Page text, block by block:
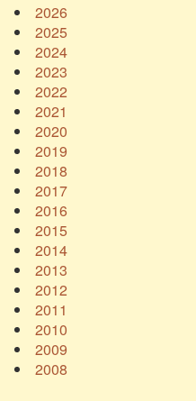
2026
2025
2024
2023
2022
2021
2020
2019
2018
2017
2016
2015
2014
2013
2012
2011
2010
2009
2008